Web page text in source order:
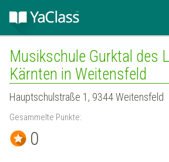
Musikschule Gurktal des
Kärnten in Weitensfeld
Hauptschulstraße 1, 9344 Weitensfeld
Gesammelte Punkte:
0